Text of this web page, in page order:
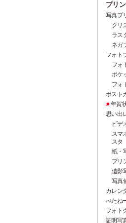
プリ
写真プ
クリ
ラス
ネガ
フォト
フォ
ポケ
フォ
ポスト
年賀
思い出
ビデ
スマ
スタ
紙・
プリ
遺影
写真
カレン
ぺたね
フォト
証明写